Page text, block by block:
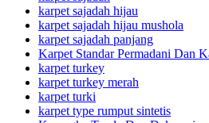
karpet sajadah hijau
karpet sajadah hijau mushola
karpet sajadah panjang
Karpet Standar Permadani Dan
karpet turkey
karpet turkey merah
karpet turki
karpet type rumput sintetis